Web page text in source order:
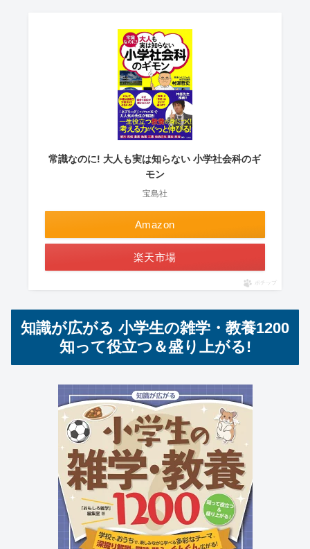
常識なのに! 大人も実は知らない 小学社会科のギ
モン
宝島社
Amazon
楽天市場
ポチップ
知識が広がる 小学生の雑学・教養1200
知って役立つ＆盛り上がる!